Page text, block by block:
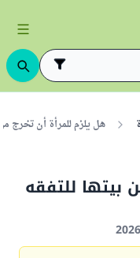
هل يلزم للمرأة أن تخرج
بيتها للتفقه